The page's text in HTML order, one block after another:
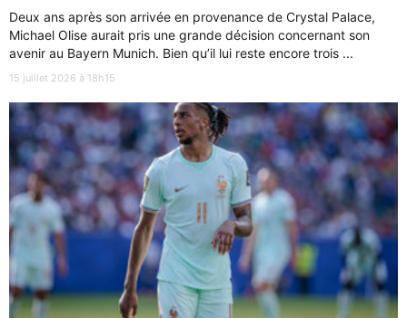
Deux ans après son arrivée en provenance de Crystal Palace,
Michael Olise aurait pris une grande décision concernant son
avenir au Bayern Munich. Bien qu’il lui reste encore trois ...
15 juillet 2026 à 18h15